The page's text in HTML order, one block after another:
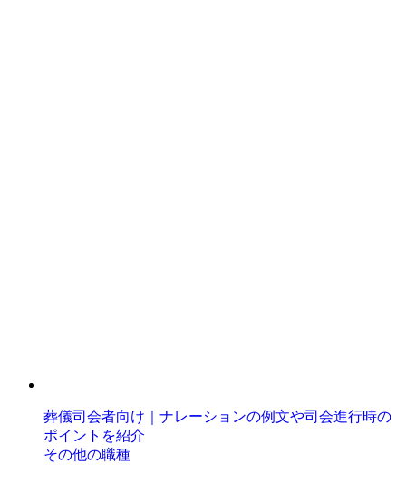
葬儀司会者向け｜ナレーションの例文や司会進行時の
ポイントを紹介
その他の職種